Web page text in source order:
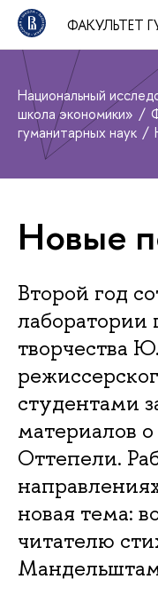
ФАКУЛЬТЕТ
Национальный
школа экономики»
гуманитарных наук
Новые
Второй год
творчества
студентами
материалов
Оттепели.
новая тема:
читателю